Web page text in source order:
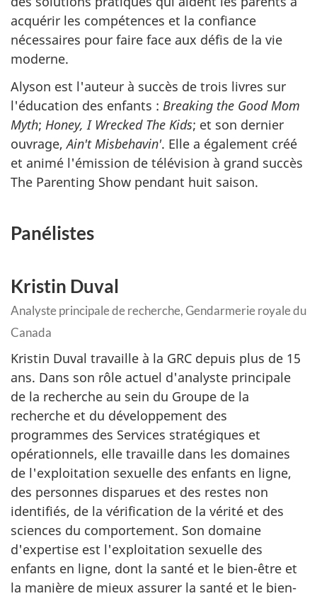
acquérir les compétences et la confiance
nécessaires pour faire face aux défis de la vie
moderne.
Alyson est l'auteur à succès de trois livres sur
l'éducation des enfants : Breaking the Good Mom
Myth; Honey, I Wrecked The Kids; et son dernier
ouvrage,Ain't Misbehavin'. Elle a également créé
et animé l'émission de télévision à grand succès
The Parenting Show pendant huit saison.
Panélistes
Kristin Duval
Analyste principale de recherche, Gendarmerie royale du
Canada
Kristin Duval travaille à la GRC depuis plus de 15
ans. Dans son rôle actuel d'analyste principale
de la recherche au sein du Groupe de la
recherche et du développement des
programmes des Services stratégiques et
opérationnels, elle travaille dans les domaines
de l'exploitation sexuelle des enfants en ligne,
des personnes disparues et des restes non
identifiés, de la vérification de la vérité et des
sciences du comportement. Son domaine
d'expertise est l'exploitation sexuelle des
enfants en ligne, dont la santé et le bien-être et
la manière de mieux assurer la santé et le bien-